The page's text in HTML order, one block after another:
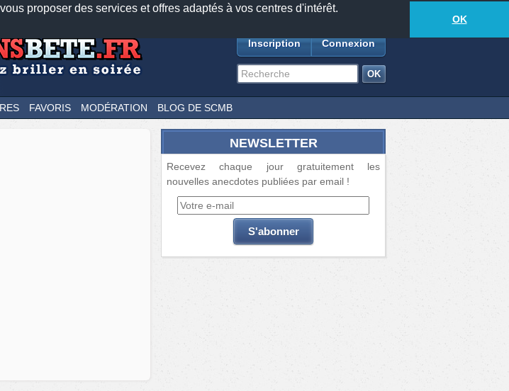
proposer des services et offres adaptés à vos centres d'intérêt.
OK
Newsletter Facebook
TwitterFeeds18877anecdotes-540lecteurs connectés
Inscription Connexion
FAVORIS MODÉRATION BLOG DE SCMB
NEWSLETTER
Recevez chaque jour gratuitement les
nouvelles anecdotes publiées par email !